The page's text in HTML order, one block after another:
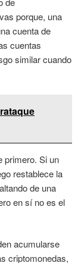
porque, una
cuenta de
cuentas
similar cuando
primero. Si un
restablece la
de una
en sí no es el
acumularse
criptomonedas,